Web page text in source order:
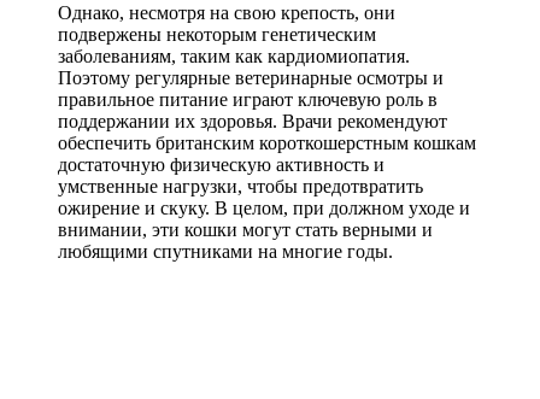
Однако, несмотря на свою крепость, они
подвержены некоторым генетическим
заболеваниям, таким как кардиомиопатия.
Поэтому регулярные ветеринарные осмотры и
правильное питание играют ключевую роль в
поддержании их здоровья. Врачи рекомендуют
обеспечить британским короткошерстным кошкам
достаточную физическую активность и
умственные нагрузки, чтобы предотвратить
ожирение и скуку. В целом, при должном уходе и
внимании, эти кошки могут стать верными и
любящими спутниками на многие годы.